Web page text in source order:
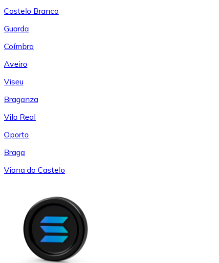
Castelo Branco
Guarda
Coímbra
Aveiro
Viseu
Braganza
Vila Real
Oporto
Braga
Viana do Castelo